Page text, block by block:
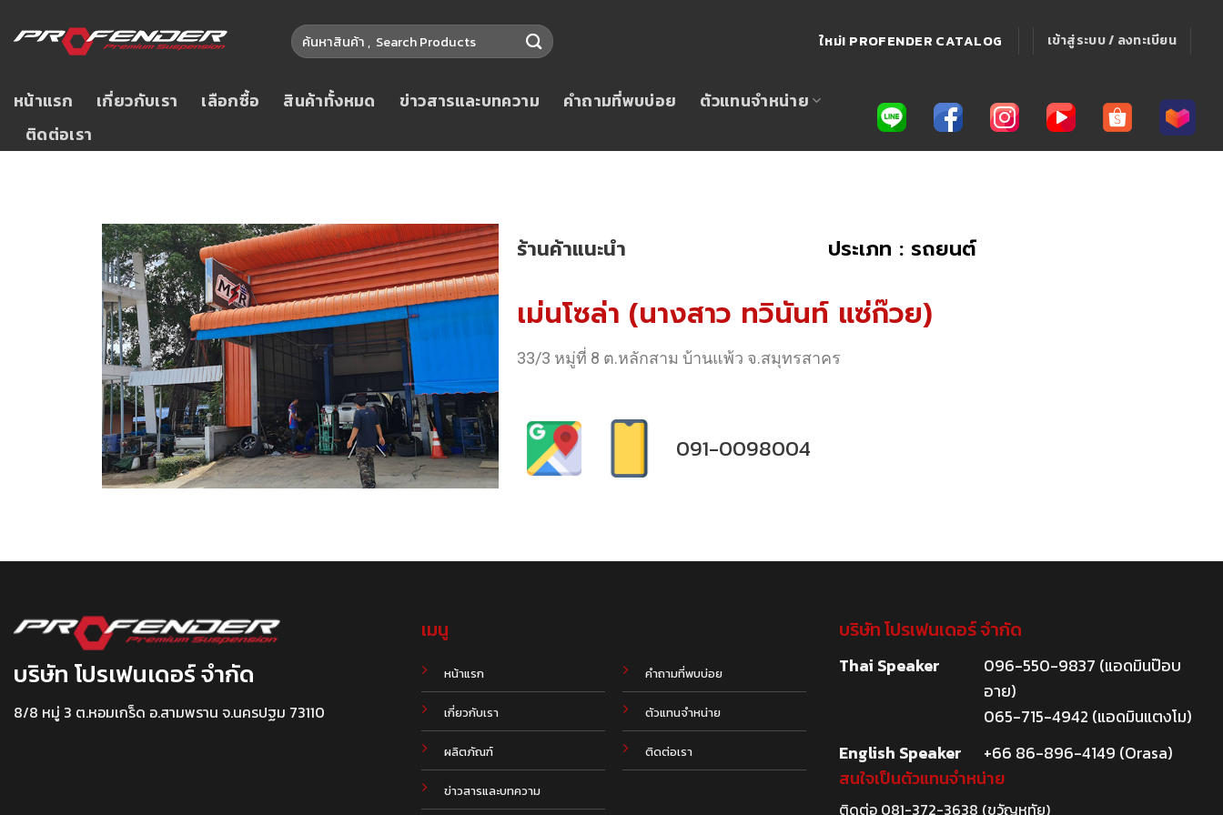
ใหม่! PROFENDER CATALOG เข้าสู่ระบบ / ลงทะเบียน
หน้าแรก เกี่ยวกับเรา เลือกซื้อ สินค้าทั้งหมด ข่าวสารและบทความ คำถามที่พบบ่อย
ตัวแทนจำหน่าย
ติดต่อเรา
ร้านค้าแนะนำ ประเภท : รถยนต์
เม่นโซล่า (นางสาว ทวินันท์ แซ่ก๊วย)
33/3 หมู่ที่ 8 ต.หลักสาม บ้านแพ้ว จ.สมุทรสาคร
091-0098004
บริษัท โปรเฟนเดอร์ จำกัด
8/8 หมู่ 3 ต.หอมเกร็ด อ.สามพราน จ.นครปฐม 73110
เมนู
หน้าแรก
เกี่ยวกับเรา
ผลิตภัณฑ์
ข่าวสารและบทความ
คำถามที่พบบ่อย
ตัวแทนจำหน่าย
ติดต่อเรา
บริษัท โปรเฟนเดอร์ จำกัด
Thai Speaker
096-550-9837 (แอดมินป๊อบ
อาย)
065-715-4942 (แอดมินแตงโม)
English Speaker
+66 86-896-4149 (Orasa)
สนใจเป็นตัวแทนจำหน่าย
ติดต่อ 081-372-3638 (ขวัญหทัย)